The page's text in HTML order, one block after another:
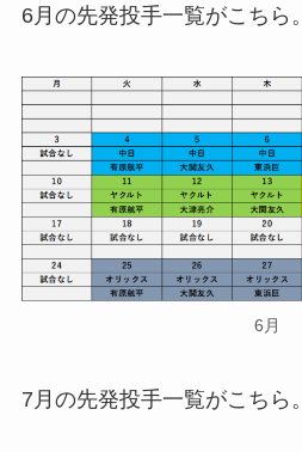
6月の先発投手一覧がこちら。
6月
7月の先発投手一覧がこちら。